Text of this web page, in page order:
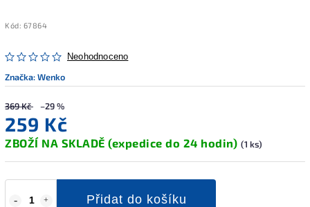
Kód: 67864
Neohodnoceno
Značka:Wenko
369 Kč –29 %
259 Kč
ZBOŽÍ NA SKLADĚ (expedice do 24 hodin) (1 ks)
Přidat do košíku